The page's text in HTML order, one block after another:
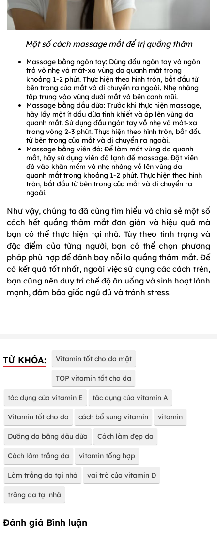
Một số cách massage mắt để trị quầng thâm
Massage bằng ngón tay: Dùng đầu ngón tay và ngón
trỏ vỗ nhẹ và mát-xa vùng da quanh mắt trong
khoảng 1-2 phút. Thực hiện theo hình tròn, bắt đầu từ
bên trong của mắt và di chuyển ra ngoài. Nhẹ nhàng
tập trung vào vùng dưới mắt và bên cạnh mũi.
Massage bằng dầu dừa: Trước khi thực hiện massage,
hãy lấy một ít dầu dừa tinh khiết và áp lên vùng da
quanh mắt. Sử dụng đầu ngón tay vỗ nhẹ và mát-xa
trong vòng 2-3 phút. Thực hiện theo hình tròn, bắt đầu
từ bên trong của mắt và di chuyển ra ngoài.
Massage bằng viên đá: Để làm mát vùng da quanh
mắt, hãy sử dụng viên đá lạnh để massage. Đặt viên
đá vào khăn mềm và nhẹ nhàng vỗ lên vùng da
quanh mắt trong khoảng 1-2 phút. Thực hiện theo hình
tròn, bắt đầu từ bên trong của mắt và di chuyển ra
ngoài.
Như vậy, chúng ta đã cùng tìm hiểu và chia sẻ một số
cách hết quầng thâm mắt đơn giản và hiệu quả mà
bạn có thể thực hiện tại nhà. Tùy theo tình trạng và
đặc điểm của từng người, bạn có thể chọn phương
pháp phù hợp để đánh bay nỗi lo quầng thâm mắt. Để
có kết quả tốt nhất, ngoài việc sử dụng các cách trên,
bạn cũng nên duy trì chế độ ăn uống và sinh hoạt lành
mạnh, đảm bảo giấc ngủ đủ và tránh stress.
TỪ KHÓA: Vitamin tốt cho da mặt
TOP vitamin tốt cho da
tác dụng của vitamin E tác dụng của vitamin A
Vitamin tốt cho da cách bổ sung vitamin vitamin
Dưỡng da bằng dầu dừa Cách làm đẹp da
Cách làm trắng da vitamin tổng hợp
Làm trắng da tại nhà vai trò của vitamin D
trăng da tại nhà
Đánh giá Bình luận